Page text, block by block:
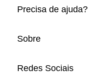
Precisa de ajuda?
Sobre
Redes Sociais